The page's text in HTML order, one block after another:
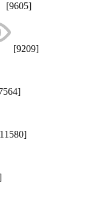
[9605]
[9209]